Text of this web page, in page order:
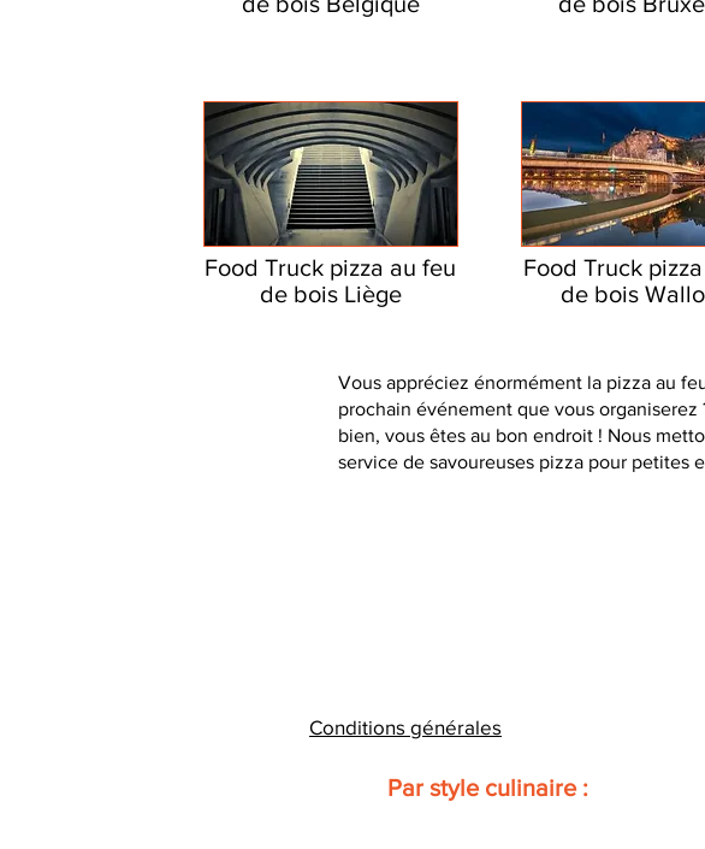
Food Truck pizza au feu
de bois Liège
Food Truck
de bois
Vous appréciez énormément la pizza au
prochain événement que vous
bien, vous êtes au bon endroit ! Nous
service de savoureuses pizza pour petites
Conditions générales
Par style culinaire :